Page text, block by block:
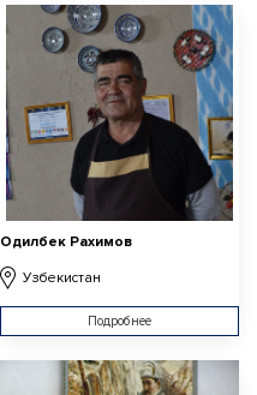
Одилбек Рахимов
Узбекистан
Подробнее